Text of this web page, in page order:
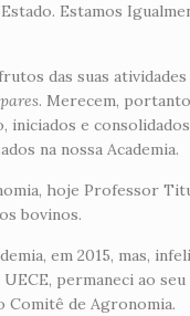
Estamos
das suas
pares. Merecem,
e
na nossa Academia.
hoje Professor
bovinos.
em 2015, mas,
permaneci ao
Comitê de Agronomia.